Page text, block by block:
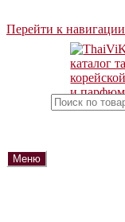
Перейти к навигации
Меню